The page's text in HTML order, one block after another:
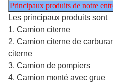
Principaux produits de notre
Les principaux produits sont
1. Camion citerne
2. Camion citerne de
citerne
3. Camion de pompiers
4. Camion monté avec grue